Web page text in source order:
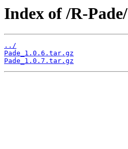
Index of /R-Pade/
../
Pade_1.0.6.tar.gz
Pade_1.0.7.tar.gz